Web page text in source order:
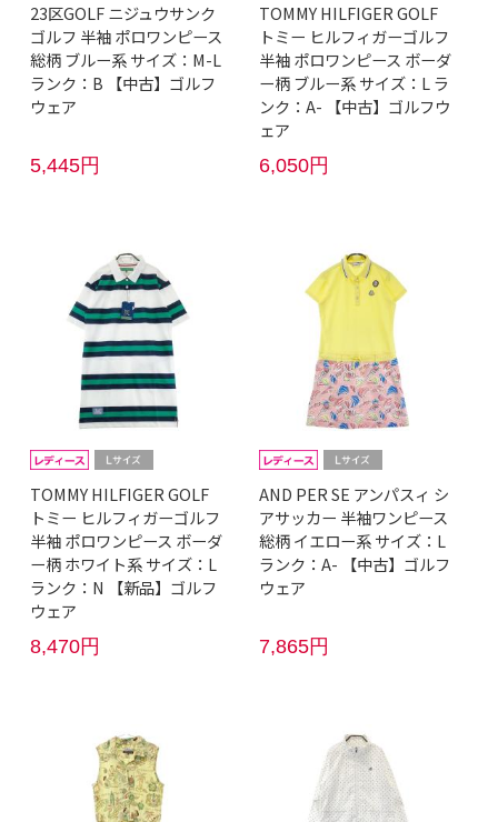
23区GOLF ニジュウサンク
ゴルフ 半袖 ポロワンピース
総柄 ブルー系 サイズ：M-L
ランク：B 【中古】ゴルフ
ウェア
5,445円
TOMMY HILFIGER GOLF
トミー ヒルフィガーゴルフ
半袖 ポロワンピース ボーダ
ー柄 ブルー系 サイズ：L ラ
ンク：A- 【中古】ゴルフウ
ェア
6,050円
TOMMY HILFIGER GOLF
トミー ヒルフィガーゴルフ
半袖 ポロワンピース ボーダ
ー柄 ホワイト系 サイズ：L
ランク：N 【新品】ゴルフ
ウェア
8,470円
AND PER SE アンパスィ シ
アサッカー 半袖ワンピース
総柄 イエロー系 サイズ：L
ランク：A- 【中古】ゴルフ
ウェア
7,865円